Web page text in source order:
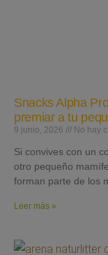
Snacks Alpha
premiar a tu
9 junio, 2026 No hay
Si convives con un
otro pequeño
forman parte de los
Leer más »